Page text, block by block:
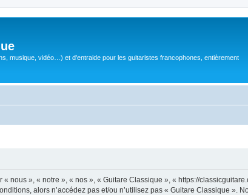
musique, vidéo…) et d'entraide pour les guitaristes francophones, entièrement
nous », « notre », « nos », « Guitare Classique », « https://
alors n’accédez pas et/ou n’utilisez pas « Guitare Classique ».